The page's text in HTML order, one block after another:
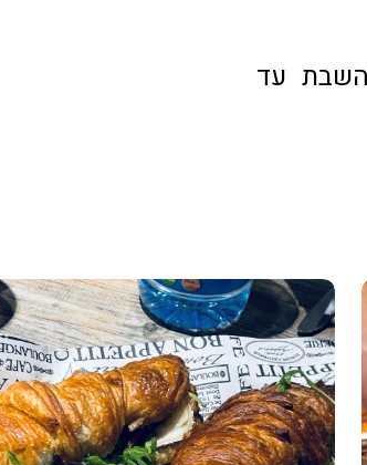
מצאת השבת עד